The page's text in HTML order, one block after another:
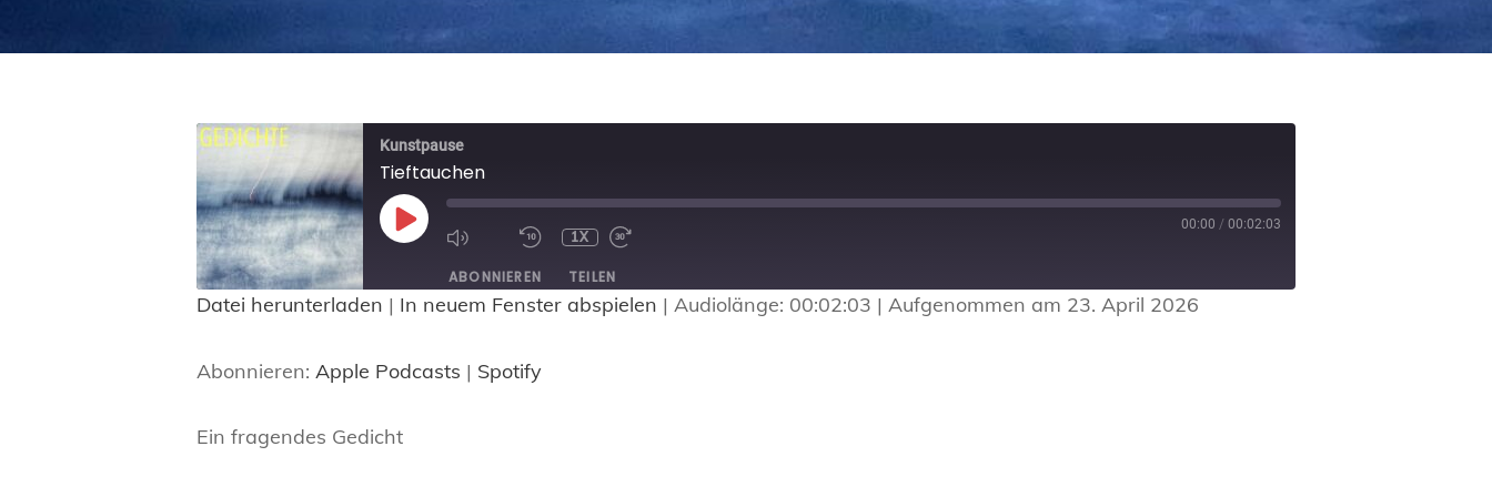
Kunstpause
Tieftauchen
PLAY
EPISODE
1X
00:00 / 00:02:03
ABONNIEREN TEILEN
RSS FEED
LINK
EMBED
Datei herunterladen | In neuem Fenster abspielen | Audiolänge: 00:02:03 | Aufgenommen am 23. April 2026
Abonnieren: Apple Podcasts | Spotify
Ein fragendes Gedicht